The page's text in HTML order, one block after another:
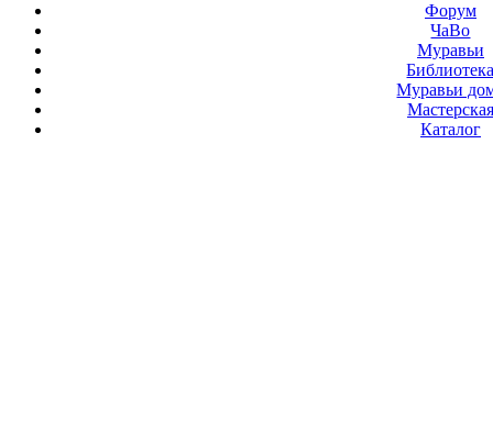
Форум
ЧаВо
Муравьи
Муравьи
Мастерская
Каталог